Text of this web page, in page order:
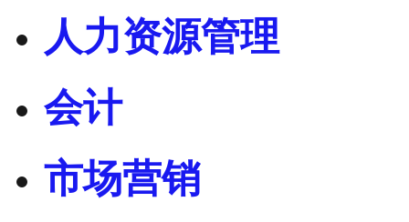
人力资源管理
会计
市场营销